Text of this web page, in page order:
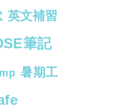
英文補習
筆記
暑期工